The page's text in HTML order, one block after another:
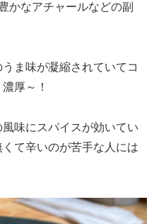
かなアチャールなどの副
ま味が凝縮されていてコ
厚～！
味にスパイスが効いてい
て辛いのが苦手な人には